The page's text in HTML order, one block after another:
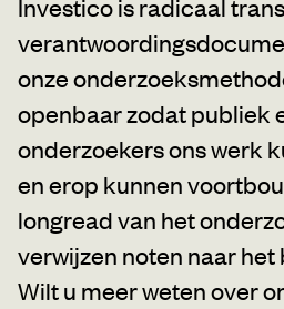
Investico is radicaal
onze
openbaar zodat publiek
onderzoekers ons werk
en erop kunnen
longread van het
verwijzen noten naar
Wilt u meer weten over